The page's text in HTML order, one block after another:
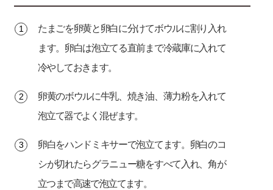
たまごを卵黄と卵白に分けてボウルに割り入れ
ます。卵白は泡立てる直前まで冷蔵庫に入れて
冷やしておきます。
卵黄のボウルに牛乳、焼き油、薄力粉を入れて
泡立て器でよく混ぜます。
卵白をハンドミキサーで泡立てます。卵白のコ
シが切れたらグラニュー糖をすべて入れ、角が
立つまで高速で泡立てます。